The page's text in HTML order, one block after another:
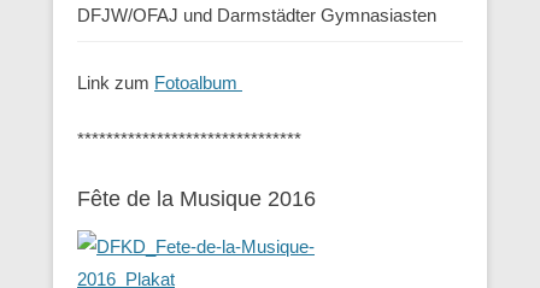
DFJW/OFAJ und Darmstädter Gymnasiasten
Link zum Fotoalbum
*******************************
Fête de la Musique 2016